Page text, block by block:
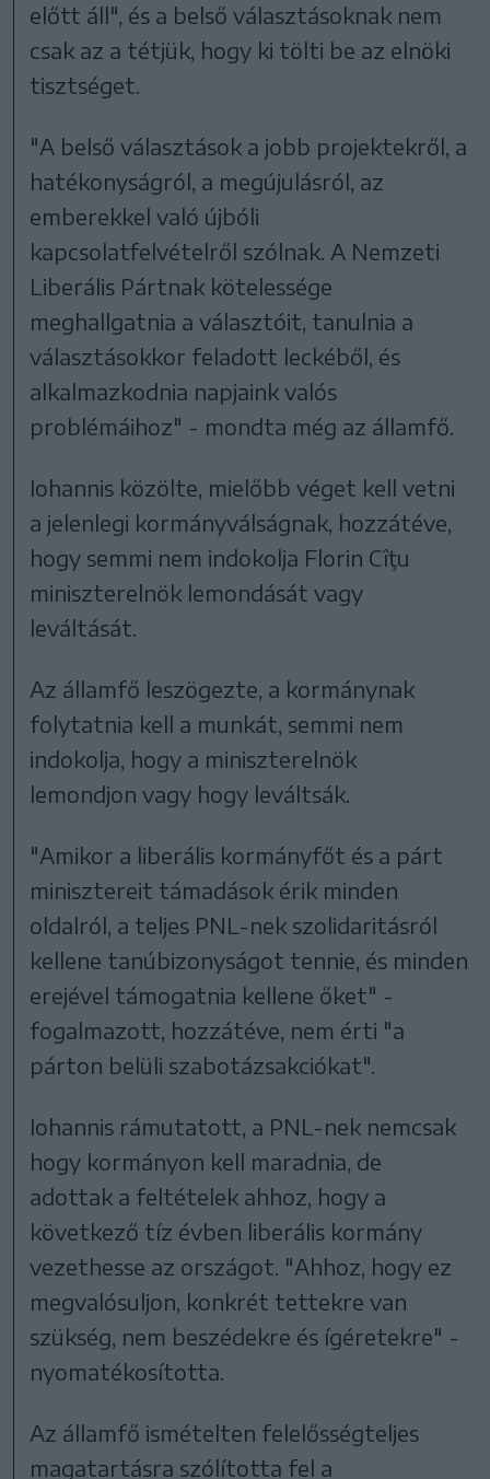
előtt áll", és a belső választásoknak nem
csak az a tétjük, hogy ki tölti be az elnöki
tisztséget.
"A belső választások a jobb projektekről, a
hatékonyságról, a megújulásról, az
emberekkel való újbóli
kapcsolatfelvételről szólnak. A Nemzeti
Liberális Pártnak kötelessége
meghallgatnia a választóit, tanulnia a
választásokkor feladott leckéből, és
alkalmazkodnia napjaink valós
problémáihoz" - mondta még az államfő.
Iohannis közölte, mielőbb véget kell vetni
a jelenlegi kormányválságnak, hozzátéve,
hogy semmi nem indokolja Florin Cîţu
miniszterelnök lemondását vagy
leváltását.
Az államfő leszögezte, a kormánynak
folytatnia kell a munkát, semmi nem
indokolja, hogy a miniszterelnök
lemondjon vagy hogy leváltsák.
"Amikor a liberális kormányfőt és a párt
minisztereit támadások érik minden
oldalról, a teljes PNL-nek szolidaritásról
kellene tanúbizonyságot tennie, és minden
erejével támogatnia kellene őket" -
fogalmazott, hozzátéve, nem érti "a
párton belüli szabotázsakciókat".
Iohannis rámutatott, a PNL-nek nemcsak
hogy kormányon kell maradnia, de
adottak a feltételek ahhoz, hogy a
következő tíz évben liberális kormány
vezethesse az országot. "Ahhoz, hogy ez
megvalósuljon, konkrét tettekre van
szükség, nem beszédekre és ígéretekre" -
nyomatékosította.
Az államfő ismételten felelősségteljes
magatartásra szólította fel a